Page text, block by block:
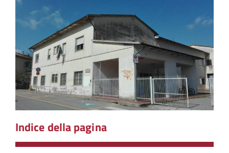
Indice della pagina